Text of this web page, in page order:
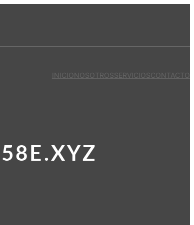
INICIONOSOTROSSERVICIOSCONTACTO